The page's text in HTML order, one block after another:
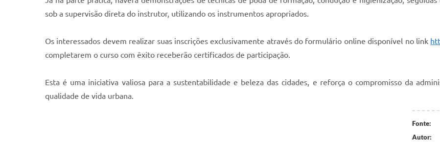
sob a supervisão direta do instrutor, utilizando os instrumentos apropriados.
Os interessados devem realizar suas inscrições exclusivamente através do formulário online disponível no link
completarem o curso com êxito receberão certificados de participação.
Esta é uma iniciativa valiosa para a sustentabilidade e beleza das cidades, e reforça o compromisso da
qualidade de vida urbana.
Fonte:
Autor: